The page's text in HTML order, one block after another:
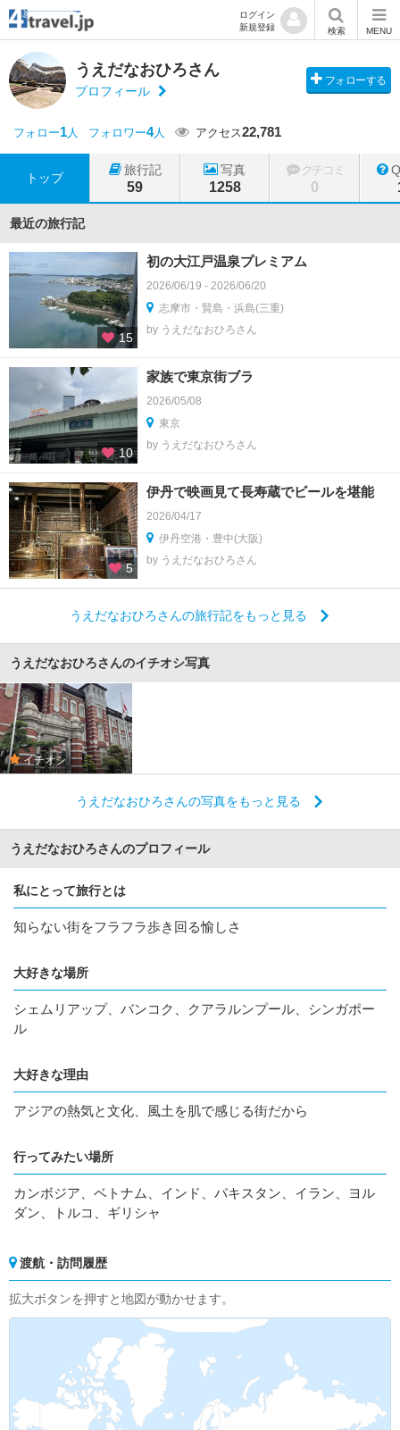
ログイン
新規登録
検索 MENU
うえだなおひろさん
プロフィール
フォローする
フォロー1人 フォロワー4人 アクセス22,781
トップ
旅行記
59
写真
1258
クチコミ
0
最近の旅行記
15
初の大江戸温泉プレミアム
2026/06/19 - 2026/06/20
志摩市・賢島・浜島(三重)
by うえだなおひろさん
10
家族で東京街ブラ
2026/05/08
東京
by うえだなおひろさん
5
伊丹で映画見て長寿蔵でビールを堪能
2026/04/17
伊丹空港・豊中(大阪)
by うえだなおひろさん
うえだなおひろさんの旅行記をもっと見る
うえだなおひろさんのイチオシ写真
イチオシ
うえだなおひろさんの写真をもっと見る
うえだなおひろさんのプロフィール
私にとって旅行とは
知らない街をフラフラ歩き回る愉しさ
大好きな場所
シェムリアップ、バンコク、クアラルンプール、シンガポー
ル
大好きな理由
アジアの熱気と文化、風土を肌で感じる街だから
行ってみたい場所
カンボジア、ベトナム、インド、パキスタン、イラン、ヨル
ダン、トルコ、ギリシャ
渡航・訪問履歴
拡大ボタンを押すと地図が動かせます。